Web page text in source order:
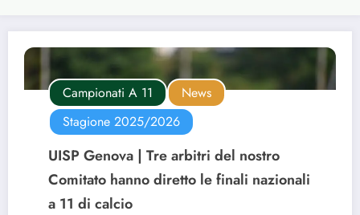
Campionati A 11
News
Stagione 2025/2026
UISP Genova | Tre arbitri del nostro
Comitato hanno diretto le finali nazionali
a 11 di calcio